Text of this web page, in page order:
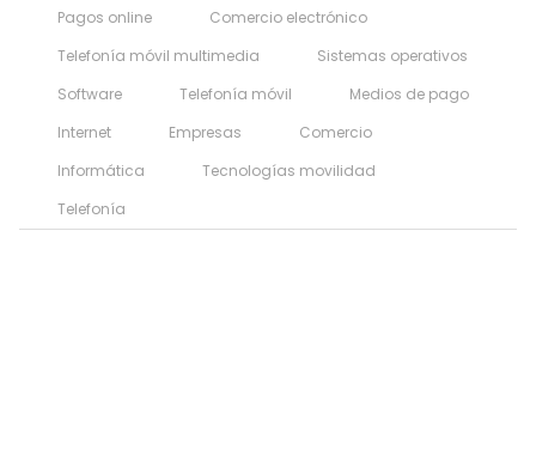
Pagos online
Comercio electrónico
Telefonía móvil multimedia
Sistemas operativos
Software
Telefonía móvil
Medios de pago
Internet
Empresas
Comercio
Informática
Tecnologías movilidad
Telefonía